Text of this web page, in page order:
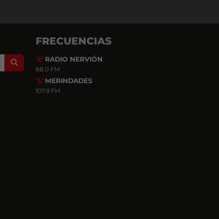
Search
FRECUENCIAS
RADIO NERVIÓN
88.0 FM
MERINDADES
107.9 FM